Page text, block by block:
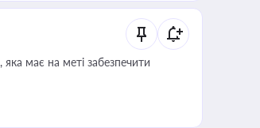
має на меті забезпечити